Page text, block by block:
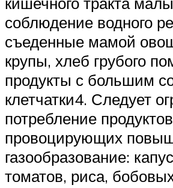
соблюдение водного
съеденные мамой
крупы, хлеб грубого
продукты с большим
клетчатки4. Следует
потребление
провоцирующих
газообразование:
томатов, риса,